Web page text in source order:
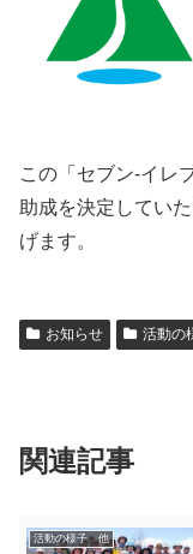
この「セブン-イレ
助成を決定してい
げます。
お知らせ 活動
関連記事
活動の様子 他